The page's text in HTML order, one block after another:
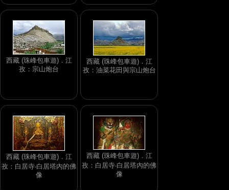
西藏 (珠峰包車遊)．江
孜：宗山炮台
西藏 (珠峰包車遊)．江
孜：油菜花田與宗山炮台
西藏 (珠峰包車遊)．江
孜：白居寺‧白居塔內的佛
像
西藏 (珠峰包車遊)．江
孜：白居寺‧白居塔內的佛
像